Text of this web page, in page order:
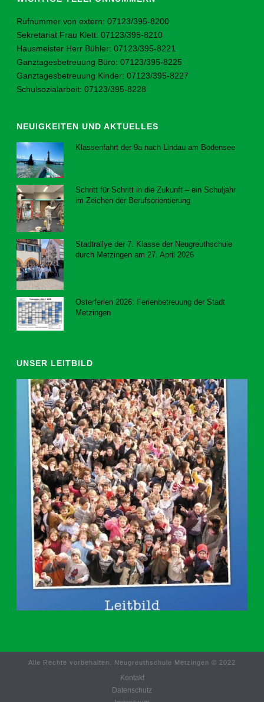
Rufnummer von extern: 07123/395-8200
Sekretariat Frau Klett: 07123/395-8210
Hausmeister Herr Bühler: 07123/395-8221
Ganztagesbetreuung Büro: 07123/395-8225
Ganztagesbetreuung Kinder: 07123/395-8227
Schulsozialarbeit: 07123/395-8228
NEUIGKEITEN UND AKTUELLES
Klassenfahrt der 9a nach Lindau am Bodensee
Schritt für Schritt in die Zukunft – ein Schuljahr
im Zeichen der Berufsorientierung
Stadtrallye der 7. Klasse der Neugreuthschule
durch Metzingen am 27. April 2026
Osterferien 2026: Ferienbetreuung der Stadt
Metzingen
UNSER LEITBILD
Alle Rechte vorbehalten. Neugreuthschule Metzingen © 2022
Kontakt
Datenschutz